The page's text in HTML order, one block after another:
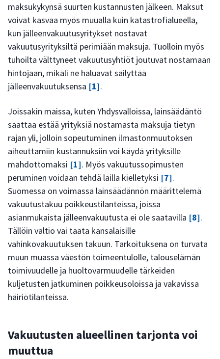
maksukykynsä suurten kustannusten jälkeen. Maksut
voivat kasvaa myös muualla kuin katastrofialueella,
kun jälleenvakuutusyritykset nostavat
vakuutusyrityksiltä perimiään maksuja. Tuolloin myös
tuhoilta välttyneet vakuutusyhtiöt joutuvat nostamaan
hintojaan, mikäli ne haluavat säilyttää
jälleenvakuutuksensa [1].
Joissakin maissa, kuten Yhdysvalloissa, lainsäädäntö
saattaa estää yrityksiä nostamasta maksuja tietyn
rajan yli, jolloin sopeutuminen ilmastonmuutoksen
aiheuttamiin kustannuksiin voi käydä yrityksille
mahdottomaksi [1]. Myös vakuutussopimusten
peruminen voidaan tehdä lailla kielletyksi [7].
Suomessa on voimassa lainsäädännön määrittelemä
vakuutustakuu poikkeustilanteissa, joissa
asianmukaista jälleenvakuutusta ei ole saatavilla [8].
Tällöin valtio vai taata kansalaisille
vahinkovakuutuksen takuun. Tarkoituksena on turvata
muun muassa väestön toimeentulolle, talouselämän
toimivuudelle ja huoltovarmuudelle tärkeiden
kuljetusten jatkuminen poikkeusoloissa ja vakavissa
häiriötilanteissa.
Vakuutusten alueellinen tarjonta voi
muuttua